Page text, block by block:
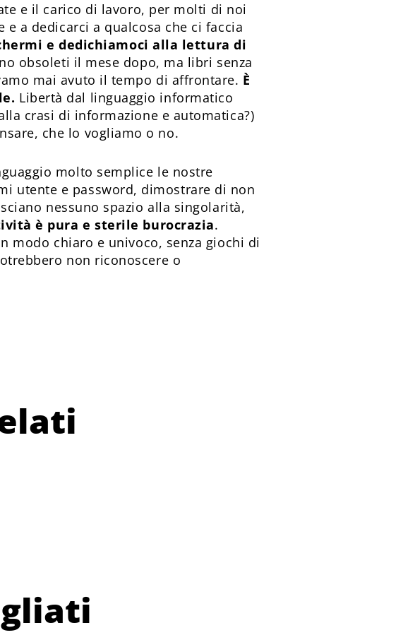
e il carico di lavoro, per molti di noi
a dedicarci a qualcosa che ci faccia
e dedichiamoci alla lettura di
obsoleti il mese dopo, ma libri senza
mai avuto il tempo di affrontare. È
Libertà dal linguaggio informatico
crasi di informazione e automatica?)
che lo vogliamo o no.
molto semplice le nostre
utente e password, dimostrare di non
nessuno spazio alla singolarità,
è pura e sterile burocrazia.
modo chiaro e univoco, senza giochi di
non riconoscere o